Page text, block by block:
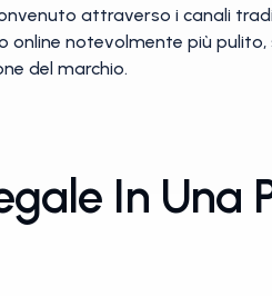
attraverso i canali
notevolmente più
del marchio.
In Una